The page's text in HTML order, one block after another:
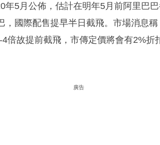
年5月公佈，估計在明年5月前阿里巴
，國際配售提早半日截飛。市場消息
倍故提前截飛，市傳定價將會有2%折
廣告